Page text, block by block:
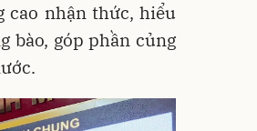
cao nhận thức, hiểu
bào, góp phần củng